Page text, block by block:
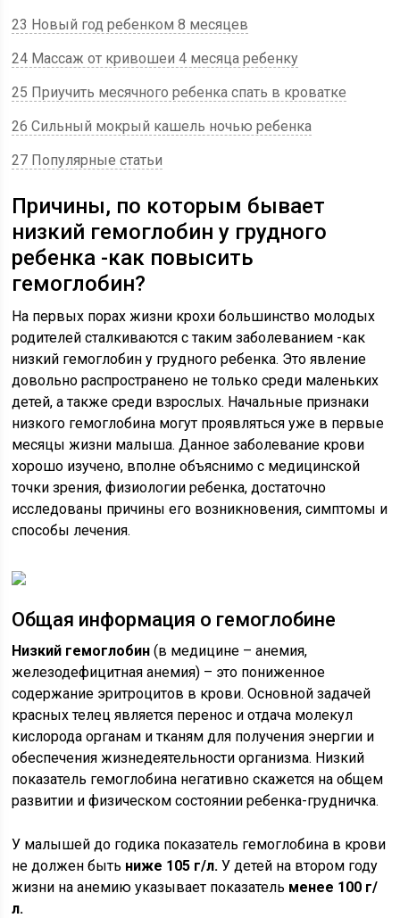
23 Новый год ребенком 8 месяцев
24 Массаж от кривошеи 4 месяца ребенку
25 Приучить месячного ребенка спать в кроватке
26 Сильный мокрый кашель ночью ребенка
27 Популярные статьи
Причины, по которым бывает
низкий гемоглобин у грудного
ребенка -как повысить
гемоглобин?
На первых порах жизни крохи большинство молодых
родителей сталкиваются с таким заболеванием -как
низкий гемоглобин у грудного ребенка. Это явление
довольно распространено не только среди маленьких
детей, а также среди взрослых. Начальные признаки
низкого гемоглобина могут проявляться уже в первые
месяцы жизни малыша. Данное заболевание крови
хорошо изучено, вполне объяснимо с медицинской
точки зрения, физиологии ребенка, достаточно
исследованы причины его возникновения, симптомы и
способы лечения.
Общая информация о гемоглобине
Низкий гемоглобин (в медицине – анемия,
железодефицитная анемия) – это пониженное
содержание эритроцитов в крови. Основной задачей
красных телец является перенос и отдача молекул
кислорода органам и тканям для получения энергии и
обеспечения жизнедеятельности организма. Низкий
показатель гемоглобина негативно скажется на общем
развитии и физическом состоянии ребенка-грудничка.
У малышей до годика показатель гемоглобина в крови
не должен быть ниже 105 г/л. У детей на втором году
жизни на анемию указывает показатель менее 100 г/
л.